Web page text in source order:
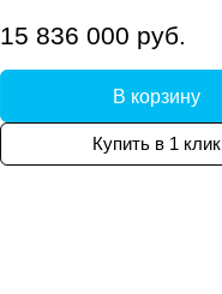
15 836 000 руб.
В корзину
Купить в 1 клик